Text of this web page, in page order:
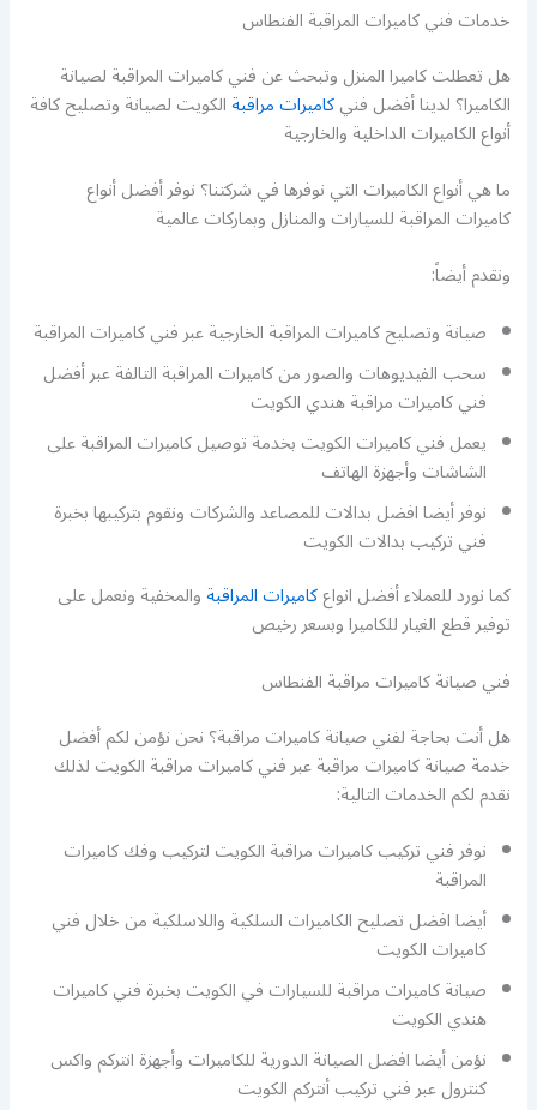
خدمات فني كاميرات المراقبة الفنطاس
هل تعطلت كاميرا المنزل وتبحث عن فني كاميرات المراقبة لصيانة
الكاميرا؟ لدينا أفضل فنيكاميرات مراقبةالكويت لصيانة وتصليح كافة
أنواع الكاميرات الداخلية والخارجية
ما هي أنواع الكاميرات التي نوفرها في شركتنا؟ نوفر أفضل أنواع
كاميرات المراقبة للسيارات والمنازل وبماركات عالمية
ونقدم أيضاً:
صيانة وتصليح كاميرات المراقبة الخارجية عبر فني كاميرات المراقبة
سحب الفيديوهات والصور من كاميرات المراقبة التالفة عبر أفضل
فني كاميرات مراقبة هندي الكويت
يعمل فني كاميرات الكويت بخدمة توصيل كاميرات المراقبة على
الشاشات وأجهزة الهاتف
نوفر أيضا افضل بدالات للمصاعد والشركات ونقوم بتركيبها بخبرة
فني تركيب بدالات الكويت
كما نورد للعملاء أفضل انواعكاميرات المراقبةوالمخفية ونعمل على
توفير قطع الغيار للكاميرا وبسعر رخيص
فني صيانة كاميرات مراقبة الفنطاس
هل أنت بحاجة لفني صيانة كاميرات مراقبة؟ نحن نؤمن لكم أفضل
خدمة صيانة كاميرات مراقبة عبر فني كاميرات مراقبة الكويت لذلك
نقدم لكم الخدمات التالية:
نوفر فني تركيب كاميرات مراقبة الكويت لتركيب وفك كاميرات
المراقبة
أيضا افضل تصليح الكاميرات السلكية واللاسلكية من خلال فني
كاميرات الكويت
صيانة كاميرات مراقبة للسيارات في الكويت بخبرة فني كاميرات
هندي الكويت
نؤمن أيضا افضل الصيانة الدورية للكاميرات وأجهزة انتركم واكس
كنترول عبر فني تركيب أنتركم الكويت